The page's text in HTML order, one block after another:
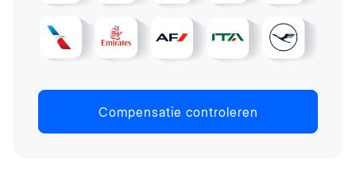
Compensatie controleren